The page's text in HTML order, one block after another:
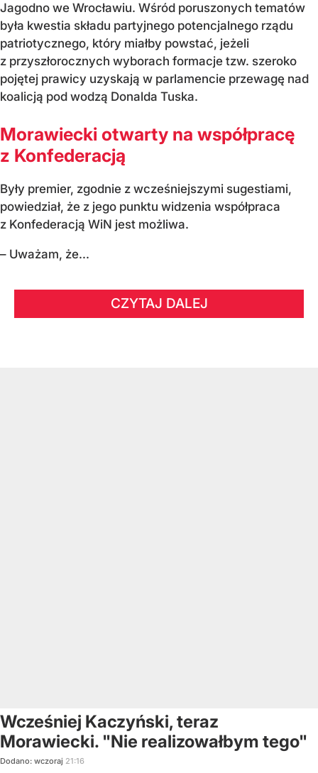
Jagodno we Wrocławiu. Wśród poruszonych tematów
była kwestia składu partyjnego potencjalnego rządu
patriotycznego, który miałby powstać, jeżeli
z przyszłorocznych wyborach formacje tzw. szeroko
pojętej prawicy uzyskają w parlamencie przewagę nad
koalicją pod wodzą Donalda Tuska.
Morawiecki otwarty na współpracę
z Konfederacją
Były premier, zgodnie z wcześniejszymi sugestiami,
powiedział, że z jego punktu widzenia współpraca
z Konfederacją WiN jest możliwa.
– Uważam, że...
CZYTAJ DALEJ
Wcześniej Kaczyński, teraz
Morawiecki. "Nie realizowałbym tego"
Dodano: wczoraj 21:16